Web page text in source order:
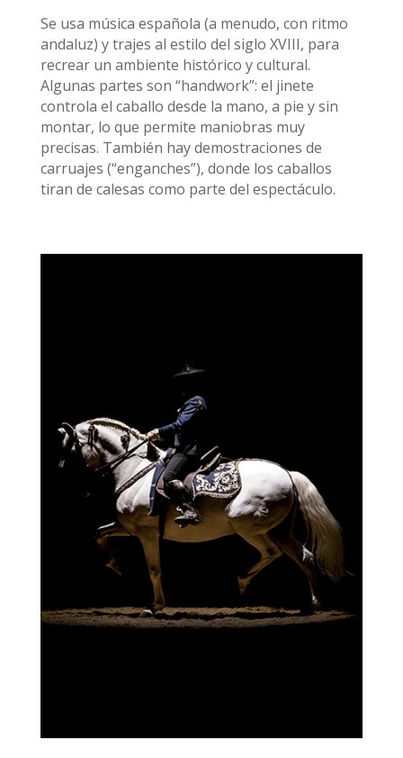
Se usa música española (a menudo, con ritmo
andaluz) y trajes al estilo del siglo XVIII, para
recrear un ambiente histórico y cultural.
Algunas partes son “handwork”: el jinete
controla el caballo desde la mano, a pie y sin
montar, lo que permite maniobras muy
precisas. También hay demostraciones de
carruajes (“enganches”), donde los caballos
tiran de calesas como parte del espectáculo.